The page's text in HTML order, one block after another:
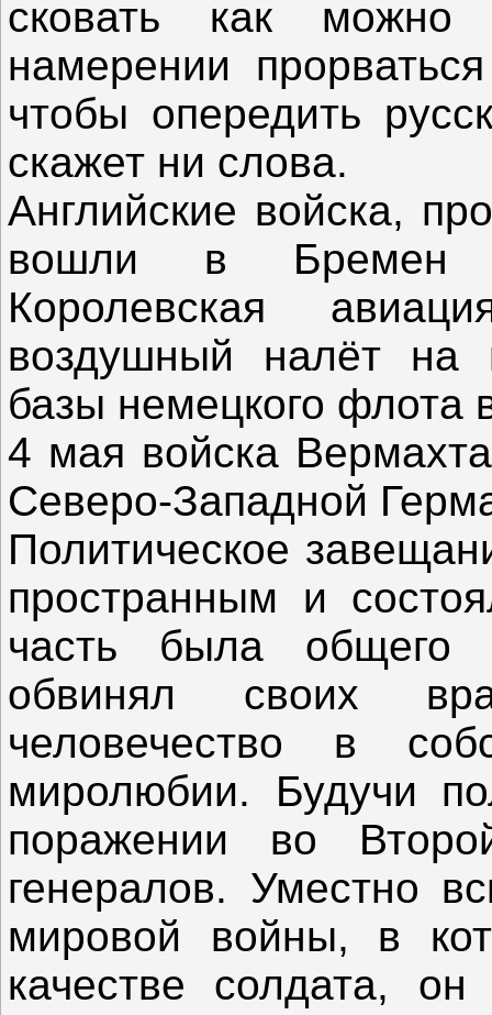
сковать как
намерении
чтобы опередить
скажет ни слова.
Английские войска,
вошли в Бремен
Королевская
воздушный налёт на
базы немецкого флота
4 мая войска
Северо-Западной
Политическое
пространным и
часть была общего
обвинял своих
человечество в
миролюбии. Будучи
поражении во
генералов. Уместно
мировой войны, в
качестве солдата,